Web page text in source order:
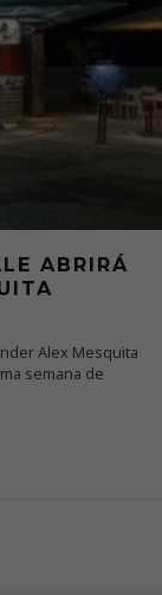
ABRIRÁ
Alex Mesquita
semana de